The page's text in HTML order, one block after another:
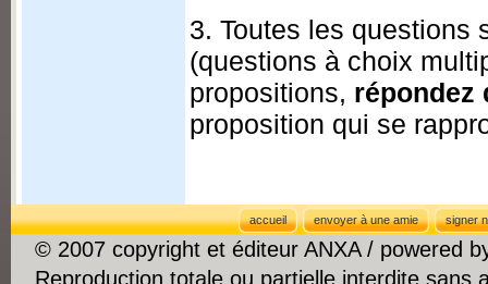
3. Toutes les questions
(questions à choix
propositions, répondez
proposition qui se
accueil envoyer à une amie signer
© 2007 copyright et éditeur ANXA / powered
Reproduction totale ou partielle interdite sans